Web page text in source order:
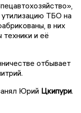
ТБО на
в них
и её
отбывает
Юрий Цкипури.